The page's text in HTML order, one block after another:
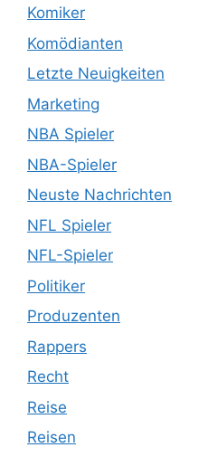
Komiker
Komödianten
Letzte Neuigkeiten
Marketing
NBA Spieler
NBA-Spieler
Neuste Nachrichten
NFL Spieler
NFL-Spieler
Politiker
Produzenten
Rappers
Recht
Reise
Reisen